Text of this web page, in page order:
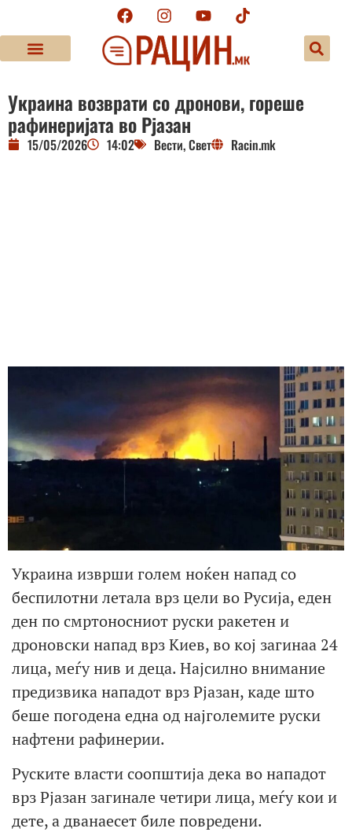
Украина возврати со дронови, гореше
рафинеријата во Рјазан
15/05/2026 14:02 Вести,Свет Racin.mk
Украина изврши голем ноќен напад со
беспилотни летала врз цели во Русија, еден
ден по смртоносниот руски ракетен и
дроновски напад врз Киев, во кој загинаа 24
лица, меѓу нив и деца. Најсилно внимание
предизвика нападот врз Рјазан, каде што
беше погодена една од најголемите руски
нафтени рафинерии.
Руските власти соопштија дека во нападот
врз Рјазан загинале четири лица, меѓу кои и
дете, а дванаесет биле повредени.